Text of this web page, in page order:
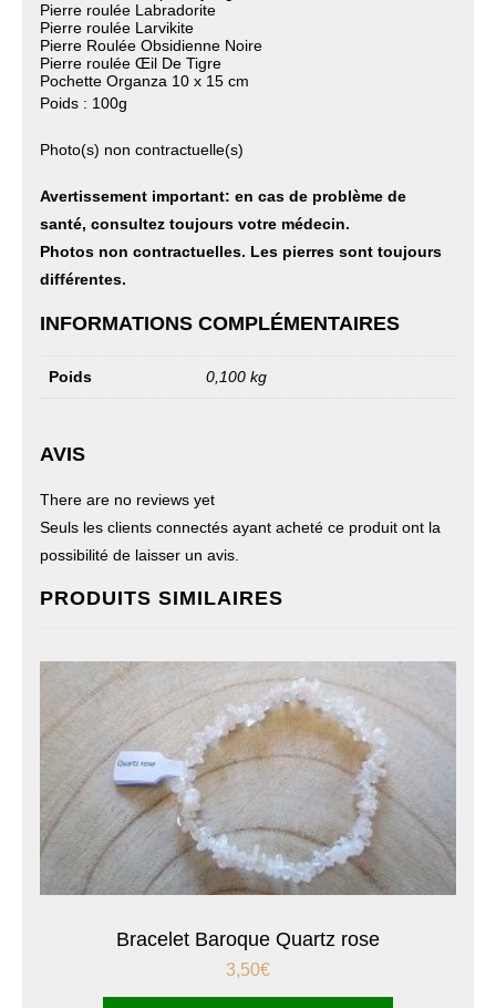
Pierre roulée Labradorite
Pierre roulée Larvikite
Pierre Roulée Obsidienne Noire
Pierre roulée Œil De Tigre
Pochette Organza 10 x 15 cm
Poids : 100g
Photo(s) non contractuelle(s)
Avertissement important: en cas de problème de
santé, consultez toujours votre médecin.
Photos non contractuelles. Les pierres sont toujours
différentes.
INFORMATIONS COMPLÉMENTAIRES
Poids 0,100 kg
AVIS
There are no reviews yet
Seuls les clients connectés ayant acheté ce produit ont la
possibilité de laisser un avis.
PRODUITS SIMILAIRES
Bracelet Baroque Quartz rose
3,50€